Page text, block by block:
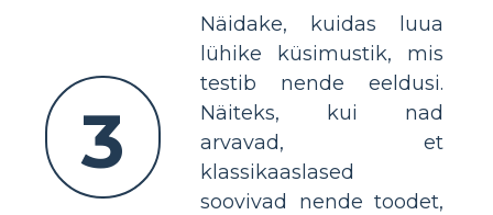
3
Näidake, kuidas luua
lühike küsimustik, mis
testib nende eeldusi.
Näiteks, kui nad
arvavad, et
klassikaaslased
soovivad nende toodet,